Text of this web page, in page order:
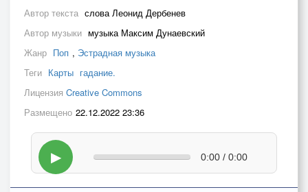
Автор текста слова Леонид Дербенев
Автор музыки музыка Максим Дунаевский
Жанр Поп , Эстрадная музыка
Теги Карты гадание.
Лицензия Creative Commons
Размещено 22.12.2022 23:36
▶ 0:00 / 0:00